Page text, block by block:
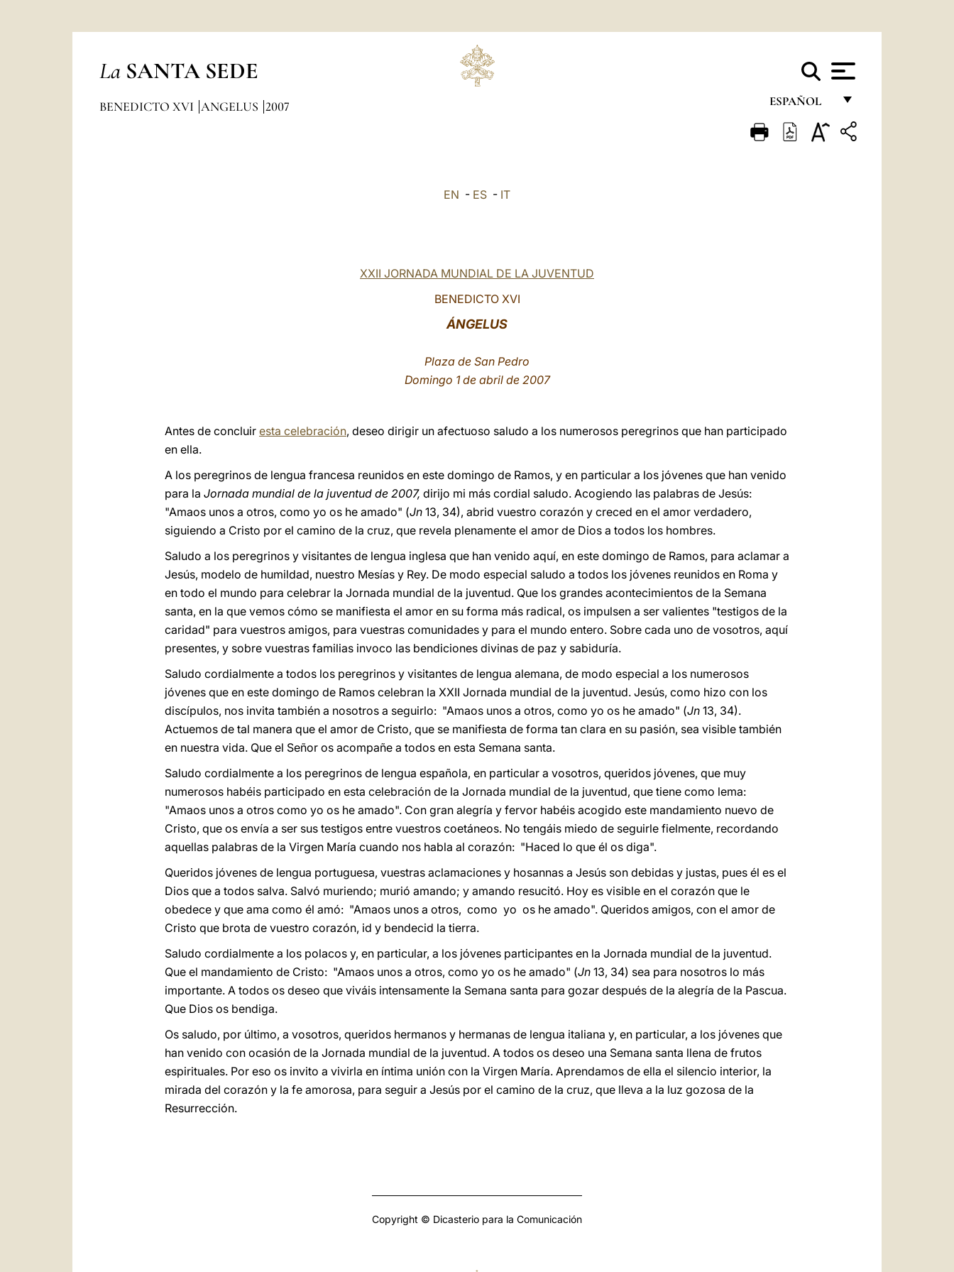
La SANTA SEDE
ESPAÑOL
FRANÇAIS
BENEDICTO XVI ANGELUS 2007
EN - ES - IT
XXII JORNADA MUNDIAL DE LA JUVENTUD
BENEDICTO XVI
ÁNGELUS
Plaza de San Pedro
Domingo 1 de abril de 2007
Antes de concluir esta celebración, deseo dirigir un afectuoso saludo a los numerosos peregrinos que han participado
en ella.
A los peregrinos de lengua francesa reunidos en este domingo de Ramos, y en particular a los jóvenes que han venido
para la Jornada mundial de la juventud de 2007, dirijo mi más cordial saludo. Acogiendo las palabras de Jesús:
"Amaos unos a otros, como yo os he amado" (Jn 13, 34), abrid vuestro corazón y creced en el amor verdadero,
siguiendo a Cristo por el camino de la cruz, que revela plenamente el amor de Dios a todos los hombres.
Saludo a los peregrinos y visitantes de lengua inglesa que han venido aquí, en este domingo de Ramos, para aclamar a
Jesús, modelo de humildad, nuestro Mesías y Rey. De modo especial saludo a todos los jóvenes reunidos en Roma y
en todo el mundo para celebrar la Jornada mundial de la juventud. Que los grandes acontecimientos de la Semana
santa, en la que vemos cómo se manifiesta el amor en su forma más radical, os impulsen a ser valientes "testigos de la
caridad" para vuestros amigos, para vuestras comunidades y para el mundo entero. Sobre cada uno de vosotros, aquí
presentes, y sobre vuestras familias invoco las bendiciones divinas de paz y sabiduría.
Saludo cordialmente a todos los peregrinos y visitantes de lengua alemana, de modo especial a los numerosos
jóvenes que en este domingo de Ramos celebran la XXII Jornada mundial de la juventud. Jesús, como hizo con los
discípulos, nos invita también a nosotros a seguirlo: "Amaos unos a otros, como yo os he amado" (Jn 13, 34).
Actuemos de tal manera que el amor de Cristo, que se manifiesta de forma tan clara en su pasión, sea visible también
en nuestra vida. Que el Señor os acompañe a todos en esta Semana santa.
Saludo cordialmente a los peregrinos de lengua española, en particular a vosotros, queridos jóvenes, que muy
numerosos habéis participado en esta celebración de la Jornada mundial de la juventud, que tiene como lema:
"Amaos unos a otros como yo os he amado". Con gran alegría y fervor habéis acogido este mandamiento nuevo de
Cristo, que os envía a ser sus testigos entre vuestros coetáneos. No tengáis miedo de seguirle fielmente, recordando
aquellas palabras de la Virgen María cuando nos habla al corazón: "Haced lo que él os diga".
Queridos jóvenes de lengua portuguesa, vuestras aclamaciones y hosannas a Jesús son debidas y justas, pues él es el
Dios que a todos salva. Salvó muriendo; murió amando; y amando resucitó. Hoy es visible en el corazón que le
obedece y que ama como él amó: "Amaos unos a otros, como yo os he amado". Queridos amigos, con el amor de
Cristo que brota de vuestro corazón, id y bendecid la tierra.
Saludo cordialmente a los polacos y, en particular, a los jóvenes participantes en la Jornada mundial de la juventud.
Que el mandamiento de Cristo: "Amaos unos a otros, como yo os he amado" (Jn 13, 34) sea para nosotros lo más
importante. A todos os deseo que viváis intensamente la Semana santa para gozar después de la alegría de la Pascua.
Que Dios os bendiga.
Os saludo, por último, a vosotros, queridos hermanos y hermanas de lengua italiana y, en particular, a los jóvenes que
han venido con ocasión de la Jornada mundial de la juventud. A todos os deseo una Semana santa llena de frutos
espirituales. Por eso os invito a vivirla en íntima unión con la Virgen María. Aprendamos de ella el silencio interior, la
mirada del corazón y la fe amorosa, para seguir a Jesús por el camino de la cruz, que lleva a la luz gozosa de la
Resurrección.
Copyright © Dicasterio para la Comunicación